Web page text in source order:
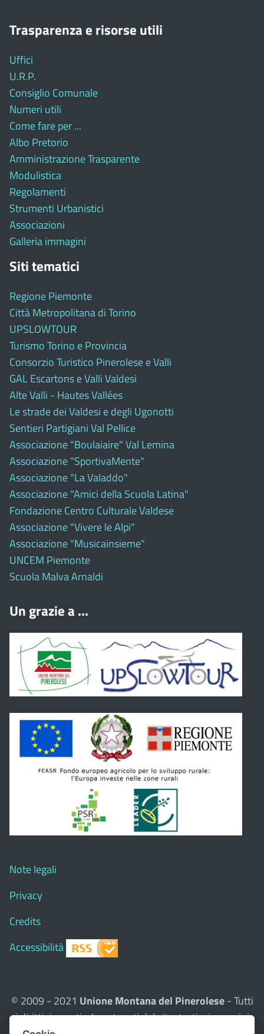
Trasparenza e risorse utili
Uffici
U.R.P.
Consiglio Comunale
Numeri utili
Come fare per ...
Albo Pretorio
Amministrazione Trasparente
Modulistica
Regolamenti
Strumenti Urbanistici
Associazioni
Galleria immagini
Siti tematici
Regione Piemonte
Città Metropolitana di Torino
UPSLOWTOUR
Turismo Torino e Provincia
Consorzio Turistico Pinerolese e Valli
GAL Escartons e Valli Valdesi
Alte Valli - Hautes Vallées
Le strade dei Valdesi e degli Ugonotti
Sentieri Partigiani Val Pellice
Associazione "Boulaiaire" Val Lemina
Associazione "SportivaMente"
Associazione "La Valaddo"
Associazione "Amici della Scuola Latina"
Fondazione Centro Culturale Valdese
Associazione "Vivere le Alpi"
Associazione "Musicainsieme"
UNCEM Piemonte
Scuola Malva Arnaldi
Un grazie a ...
Note legali
Privacy
Credits
Accessibilità
© 2009 - 2021 Unione Montana del Pinerolese- Tutti
i diritti riservati - I contenuti del sito, testi e immagini